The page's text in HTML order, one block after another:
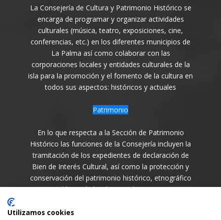
La Consejería de Cultura y Patrimonio Histórico se
encarga de programar y organizar actividades
culturales (música, teatro, exposiciones, cine,
conferencias, etc.) en los diferentes municipios de
La Palma así como colaborar con las
corporaciones locales y entidades culturales de la
isla para la promoción y el fomento de la cultura en
todos sus aspectos: históricos y actuales
Patrimonio
En lo que respecta a la Sección de Patrimonio
Histórico las funciones de la Consejería incluyen la
tramitación de los expedientes de declaración de
Bien de Interés Cultural, así como la protección y
conservación del patrimonio histórico, etnográfico
y arqueológico de la Isla en todas sus variantes.
Utilizamos cookies